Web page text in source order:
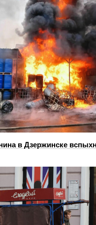
в Дзержинске